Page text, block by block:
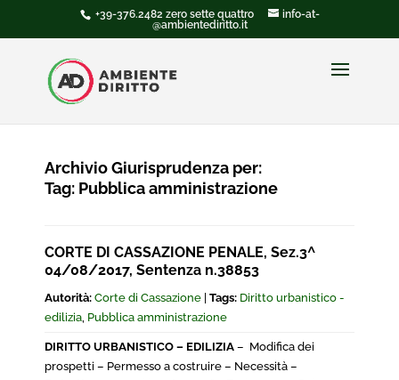
+39-376.2482 zero sette quattro
info-at-
@ambientediritto.it
Archivio Giurisprudenza per:
Tag: Pubblica amministrazione
CORTE DI CASSAZIONE PENALE, Sez.3^
04/08/2017, Sentenza n.38853
Autorità: Corte di Cassazione Tags: Diritto urbanistico -
edilizia, Pubblica amministrazione
DIRITTO URBANISTICO – EDILIZIA – Modifica dei
prospetti – Permesso a costruire – Necessità –